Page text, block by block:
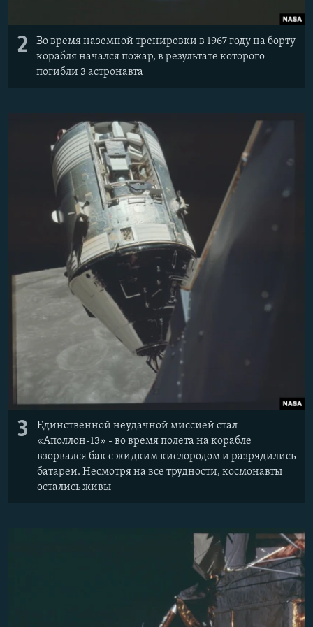
2
Во время наземной тренировки в 1967 году на борту
корабля начался пожар, в результате которого
погибли 3 астронавта
3
Единственной неудачной миссией стал
«Аполлон-13» - во время полета на корабле
взорвался бак с жидким кислородом и разрядились
батареи. Несмотря на все трудности, космонавты
остались живы